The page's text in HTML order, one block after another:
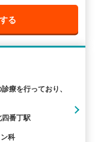
る
療を行っており、
番丁駅
科